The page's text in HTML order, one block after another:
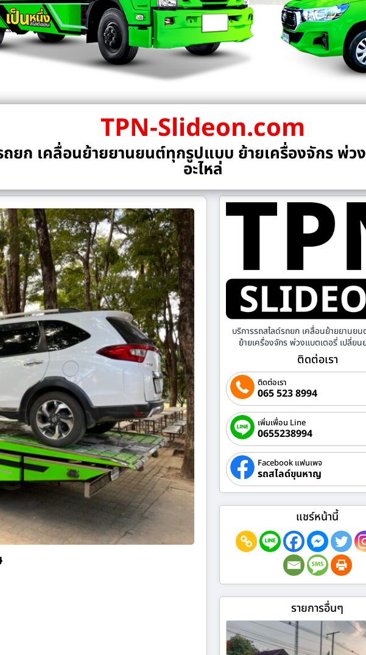
TPN-Slideon.com
ถยก เคลื่อนย้ายยานยนต์ทุกรูปแบบ ย้ายเครื่องจักร พ่ว
อะไหล่
บริการรถสไลด์รถยก เคลื่อนย้ายยานย
ย้ายเครื่องจักร พ่วงแบตเตอรี่ เปลี่ยน
ติดต่อเรา
ติดต่อเรา
065 523 8994
เพิ่มเพื่อน Line
0655238994
Facebook แฟนเพจ
รถสไลด์ขุนหาญ
แชร์หน้านี้
รายการอื่นๆ